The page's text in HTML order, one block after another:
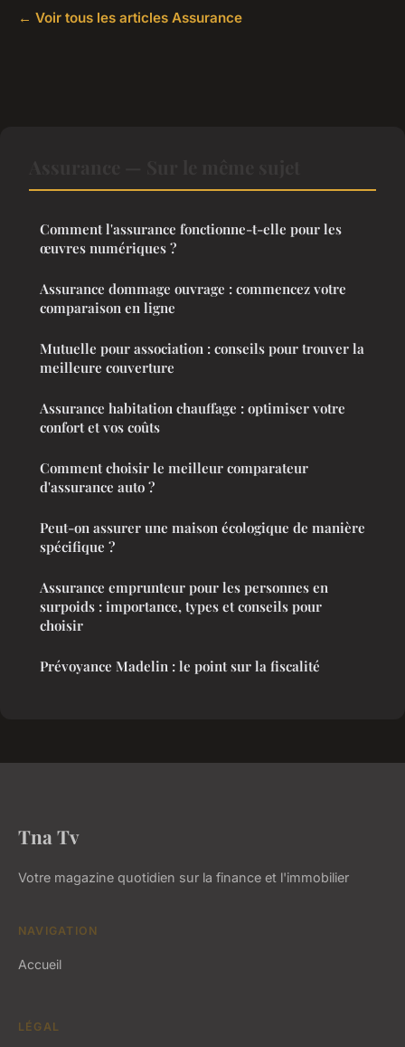
← Voir tous les articles Assurance
Comment l'assurance fonctionne-t-elle pour les
œuvres numériques ?
Assurance dommage ouvrage : commencez votre
comparaison en ligne
Mutuelle pour association : conseils pour trouver la
meilleure couverture
Assurance habitation chauffage : optimiser votre
confort et vos coûts
Comment choisir le meilleur comparateur
d'assurance auto ?
Peut-on assurer une maison écologique de manière
spécifique ?
Assurance emprunteur pour les personnes en
surpoids : importance, types et conseils pour
choisir
Prévoyance Madelin : le point sur la fiscalité
Tna Tv
Votre magazine quotidien sur la finance et l'immobilier
NAVIGATION
Accueil
LÉGAL